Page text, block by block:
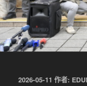
發
2026-05-11 作者: